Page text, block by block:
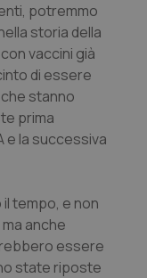
potremmo
storia della
vaccini già
di essere
stanno
prima
e la successiva
tempo, e non
anche
essere
state riposte